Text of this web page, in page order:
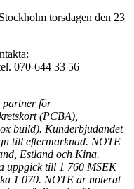
torsdagen den 23
070-644 33 56
partner för
(PCBA),
build). Kunderbjudandet
till eftermarknad. NOTE
Estland och Kina.
uppgick till 1 760 MSEK
1 070. NOTE är noterat